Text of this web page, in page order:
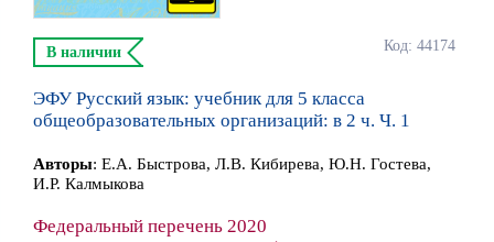
Код: 44174
В наличии
ЭФУ Русский язык: учебник для 5 класса
общеобразовательных организаций: в 2 ч. Ч. 1
Авторы: Е.А. Быстрова, Л.В. Кибирева, Ю.Н. Гостева,
И.Р. Калмыкова
Федеральный перечень 2020